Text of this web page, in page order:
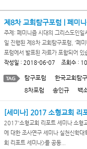
제8차 교회탐구포럼 | 페미
주제: 페미니즘 시대의 그리스도인
일 진행된 제8차 교회탐구포럼, '페
포럼에서 발표된 자료가 포함되어 있
작성일 : 2018-06-07 조회수 :
탐구포럼 한국교회탐
8차포럼
송인규 백
[세미나] 2017 소형교회 리
2017'소형교회 리포트 세미나 소형
에 대한 조사연구 세미나 실천신학
회 리포트 세미나>를 공동...